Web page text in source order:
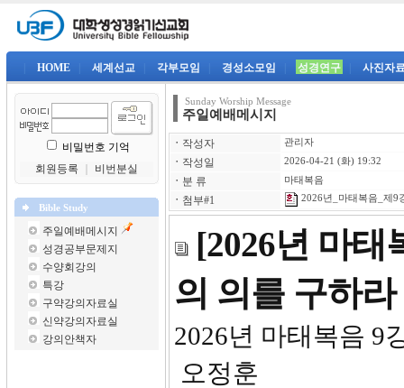
HOME 세계선교 각부모임 경성소모임 성경연구 사진자
비밀번호 기억
회원등록
비번분실
Bible Study
주일예배메시지
성경공부문제지
수양회강의
특강
구약강의자료실
신약강의자료실
강의안책자
Sunday Worship Message
주일예배메시지
ㆍ 작성자 관리자
ㆍ 작성일 2026-04-21 (화) 19:32
ㆍ 분 류 마태복음
ㆍ 첨부#1 2026년_마태복음_제9
[2026년 마태
의 의를 구하라
2026
오정훈